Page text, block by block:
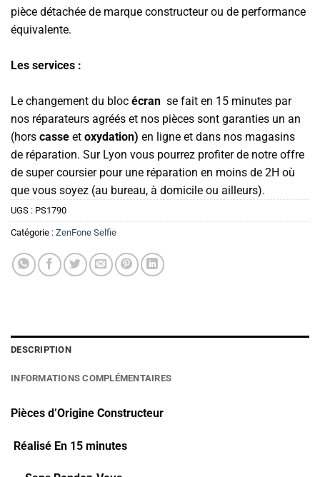
pièce détachée de marque constructeur ou de performance
équivalente.
Les services :
Le changement du bloc écran se fait en 15 minutes par
nos réparateurs agréés et nos pièces sont garanties un an
(hors casse et oxydation) en ligne et dans nos magasins
de réparation. Sur Lyon vous pourrez profiter de notre offre
de super coursier pour une réparation en moins de 2H où
que vous soyez (au bureau, à domicile ou ailleurs).
UGS : PS1790
Catégorie : ZenFone Selfie
DESCRIPTION
INFORMATIONS COMPLÉMENTAIRES
Pièces d’Origine Constructeur
Réalisé En 15 minutes